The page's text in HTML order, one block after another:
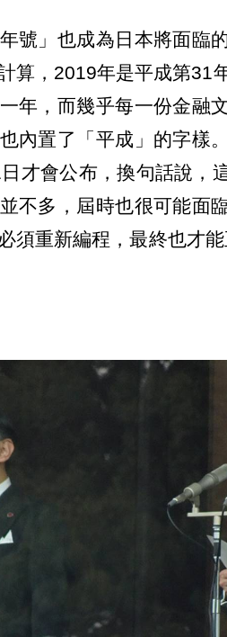
號」也成為日本將面臨
算，2019年是平成第31
年，而幾乎每一份金融
內置了「平成」的字樣
才會公布，換句話說，
不多，屆時也很可能面
須重新編程，最終也才